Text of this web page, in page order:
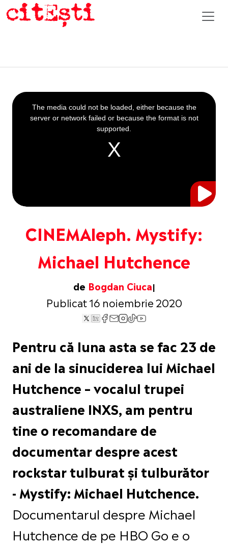
CINEMAleph. Mystify:
Michael Hutchence
de Bogdan Ciuca
Publicat 16 noiembrie 2020
This
is
a
The media could not be loaded, either because the
server or network failed or because the format is not
supported.
Pentru că luna asta se fac 23 de
ani de la sinuciderea lui Michael
Hutchence – vocalul trupei
australiene INXS, am pentru
tine o recomandare de
documentar despre acest
rockstar tulburat și tulburător
- Mystify: Michael Hutchence.
Documentarul despre Michael
Hutchence de pe HBO Go e o